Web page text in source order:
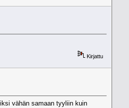
Kirjattu
vähän samaan tyyliin kuin